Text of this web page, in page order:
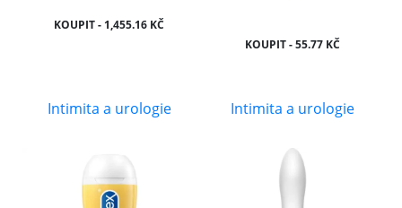
KOUPIT - 1,455.16 KČ
KOUPIT - 55.77 KČ
Intimita a urologie Intimita a urologie